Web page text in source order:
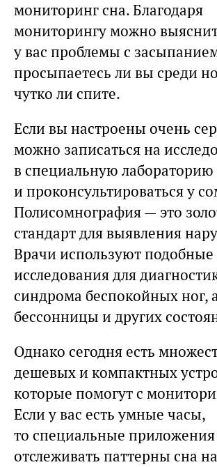
мониторинг сна. Благодаря
мониторингу можно
у вас проблемы с
просыпаетесь ли вы среди
чутко ли спите.
Если вы настроены очень
можно записаться на
в специальную лабораторию
и проконсультироваться у
Полисомнография — это
стандарт для выявления
Врачи используют подобные
исследования для
синдрома беспокойных ног,
бессонницы и других
Однако сегодня есть
дешевых и компактных
которые помогут с
Если у вас есть умные часы,
то специальные
отслеживать паттерны сна